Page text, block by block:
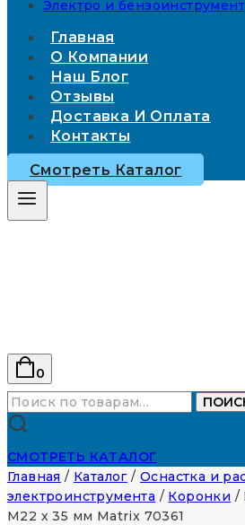
Электро и бензоинструмент
Главная
О Компании
Наш Блог
Отзывы
Доставка И Оплата
Контакты
Смотреть Каталог
0
Искать:
СМОТРЕТЬ КАТАЛОГ
Главная / Каталог / Оснастка и
электроинструмента / Коронки /
M22 х 35 мм Matrix 70361